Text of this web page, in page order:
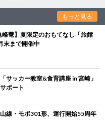
もっと見る
峰菴】夏限定のおもてなし「旅館
末まで開催中
サッカー教室&食育講座 in 宮崎」
ポート
線・モボ301形、運行開始55周年